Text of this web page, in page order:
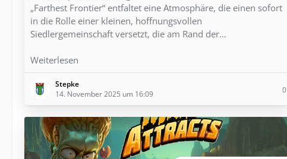
„Farthest Frontier“ entfaltet eine Atmosphäre, die einen sofort
in die Rolle einer kleinen, hoffnungsvollen
Siedlergemeinschaft versetzt, die am Rand der…
Weiterlesen
Stepke
14. November 2025 um 16:09
0